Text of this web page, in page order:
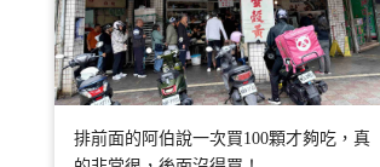
排前面的阿伯說一次買100顆才夠吃，真